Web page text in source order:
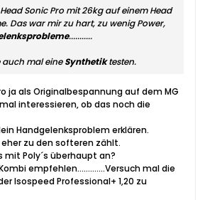
Sonic Pro mit 26kg auf einem Head
Das war mir zu hart, zu wenig Power,
...........
auch mal eineSynthetiktesten.
ja als Originalbespannung auf dem MG
interessieren, ob das noch die
Handgelenksproblem erklären.
zu den softeren zählt.
Poly´s überhaupt an?
empfehlen.............Versuch mal die
Isospeed Professional+ 1,20 zu